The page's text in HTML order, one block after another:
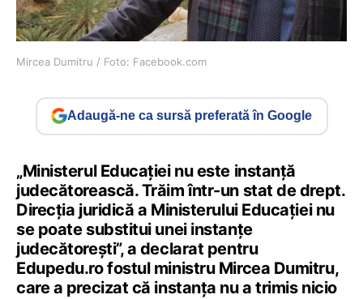
Mircea Dumitru / Foto: Facebook.com
Adaugă-ne ca sursă preferată în Google
„Ministerul Educației nu este instanță
judecătorească. Trăim într-un stat de drept.
Direcția juridică a Ministerului Educației nu
se poate substitui unei instanțe
judecătorești”, a declarat pentru
Edupedu.ro fostul ministru Mircea Dumitru,
care a precizat că instanța nu a trimis nicio